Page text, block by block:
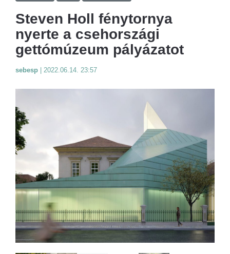
Steven Holl fénytornya
nyerte a csehországi
gettómúzeum pályázatot
sebesp 2022.06.14. 23:57